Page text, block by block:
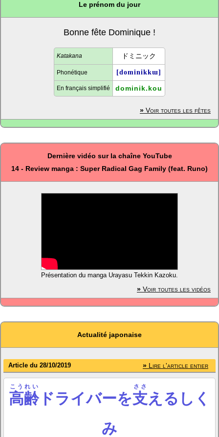
Le prénom du jour
Bonne fête Dominique !
Katakana ドミニック
Phonétique [dominikkɯ]
En français simplifié dominik.kou
» Voir toutes les fêtes
Dernière vidéo sur la chaîne YouTube
14 - Review manga : Super Radical Gag Family (feat. Runo)
Présentation du manga Urayasu Tekkin Kazoku.
» Voir toutes les vidéos
Actualité japonaise
Article du 28/10/2019 » Lire l'article entier
高齢
こうれい
ドライバーを支
ささ
えるしく
み